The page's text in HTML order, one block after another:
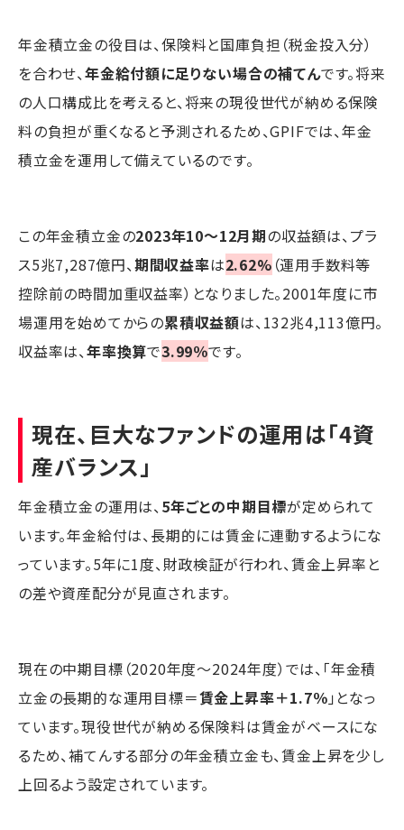
年金積立金の役目は、保険料と国庫負担（税金投入分）
を合わせ、年金給付額に足りない場合の補てんです。将来
の人口構成比を考えると、将来の現役世代が納める保険
料の負担が重くなると予測されるため、GPIFでは、年金
積立金を運用して備えているのです。
この年金積立金の2023年10～12月期の収益額は、プラ
ス5兆7,287億円、期間収益率は2.62% （運用手数料等
控除前の時間加重収益率）となりました。2001年度に市
場運用を始めてからの累積収益額は、132兆4,113億円。
収益率は、年率換算で3.99％です。
現在、巨大なファンドの運用は「4資
産バランス」
年金積立金の運用は、 5年ごとの中期目標が定められて
います。年金給付は、長期的には賃金に連動するようにな
っています。5年に1度、財政検証が行われ、賃金上昇率と
の差や資産配分が見直されます。
現在の中期目標（2020年度～2024年度）では、「年金積
立金の長期的な運用目標＝賃金上昇率＋1.7％ 」となっ
ています。現役世代が納める保険料は賃金がベースにな
るため、補てんする部分の年金積立金も、賃金上昇を少し
上回るよう設定されています。